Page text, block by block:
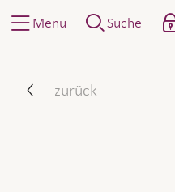
Menu Suche
zurück